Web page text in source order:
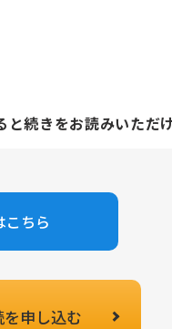
と続きをお読みいただけ
こちら
を申し込む